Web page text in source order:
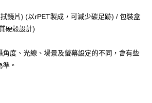
結帳流程】
AFTEE先享後付」後，將跳轉至「AFTEE先享後付」
將收到繳費通知簡訊。
後14天內，點擊此簡訊中的連結，可透過四大超商／
元方式進行付款，方視為交易完成。
成當下不需立刻繳費，但若您需要取消訂單，請聯絡
商家同意取消之訂單仍視為有效，需透過AFTEE先享
含以上)免運費
含以上)免運費
鏡片) (以rPET製成，可減少碳足跡) / 包裝盒
硬殼設計)
角度、光線、場景及螢幕設定的不同，會有些
。